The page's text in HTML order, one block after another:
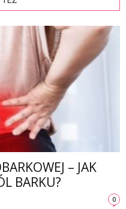
– JAK
BARKU?
0